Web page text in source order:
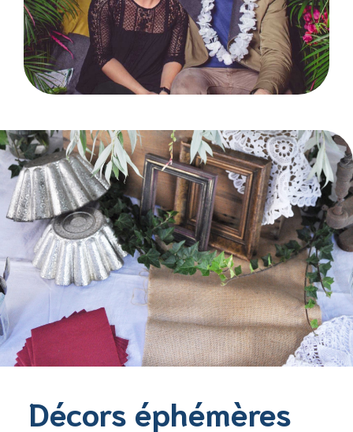
Décors éphémères